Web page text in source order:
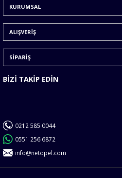
Ürün fiyatı diğer sitelerden daha
Bu ürüne benzer farklı alternatifler
KURUMSAL
ALIŞVERİŞ
SİPARİŞ
BİZİ TAKİP EDİN
0212 585 0044
0551 256 6872
info@netopel.com